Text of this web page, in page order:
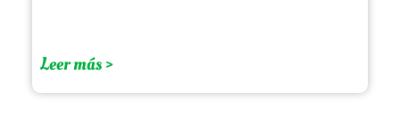
Leer más >